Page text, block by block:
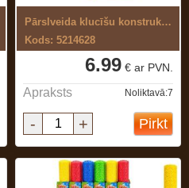
Pārslveida klucīšu konstruktors
Kods: 5214628
6.99 € ar PVN.
Apraksts Noliktavā:7
- + Pirkt